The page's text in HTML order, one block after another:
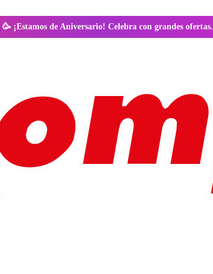
🥳 ¡Estamos de Aniversario! Celebra con grandes ofertas.